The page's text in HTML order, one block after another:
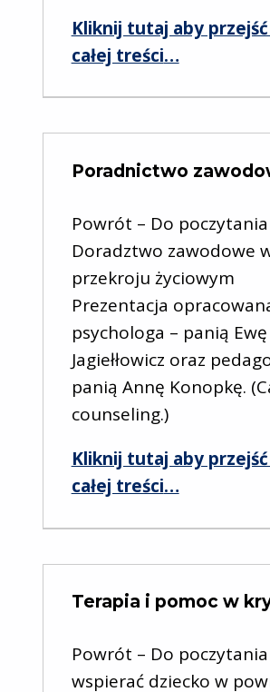
Kliknij tutaj aby
całej treści
“Uzależnienia i przemoc”
…
Poradnictwo
Powrót – Do poczytania
Doradztwo zawodowe
przekroju życiowym
Prezentacja
psychologa – panią Ewę
Jagiełłowicz oraz
panią Annę Konopkę.
counseling.)
Kliknij tutaj aby
całej treści
“Poradnictwo zawodowe”
…
Terapia i pomoc w
Powrót – Do poczytania
wspierać dziecko w